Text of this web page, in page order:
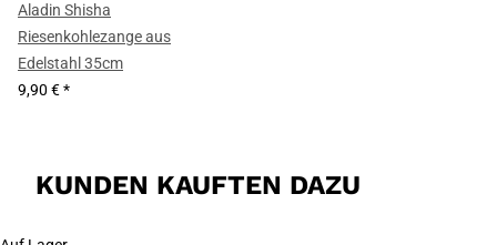
Aladin Shisha
Riesenkohlezange aus
Edelstahl 35cm
9,90 €*
KUNDEN KAUFTEN DAZU